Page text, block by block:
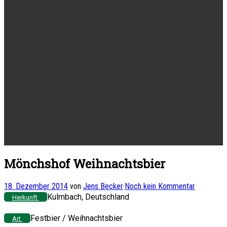
Mönchshof Weihnachtsbier
18. Dezember 2014 von Jens Becker· Noch kein Kommentar
Herkunft Kulmbach, Deutschland
Art Festbier / Weihnachtsbier